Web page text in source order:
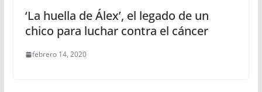
‘La huella de Álex’, el legado de un
chico para luchar contra el cáncer
febrero 14, 2020